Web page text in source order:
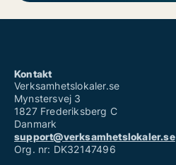
Kontakt
Verksamhetslokaler.se
Mynstersvej 3
1827 Frederiksberg C
Danmark
support@verksamhetslokaler.se
Org. nr: DK32147496